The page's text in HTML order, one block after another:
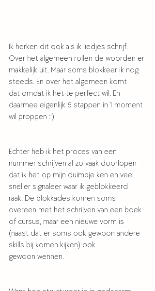
Ik herken dit ook als ik liedjes schrijf.
Over het algemeen rollen de woorden er
makkelijk uit. Maar soms blokkeer ik nog
steeds. En over het algemeen komt
dat omdat ik het te perfect wil. En
daarmee eigenlijk 5 stappen in 1 moment
wil proppen :')
Echter heb ik het proces van een
nummer schrijven al zo vaak doorlopen
dat ik het op mijn duimpje ken en veel
sneller signaleer waar ik geblokkeerd
raak. De blokkades komen soms
overeen met het schrijven van een boek
of cursus, maar een nieuwe vorm is
(naast dat er soms ook gewoon andere
skills bij komen kijken) ook
gewoon wennen.